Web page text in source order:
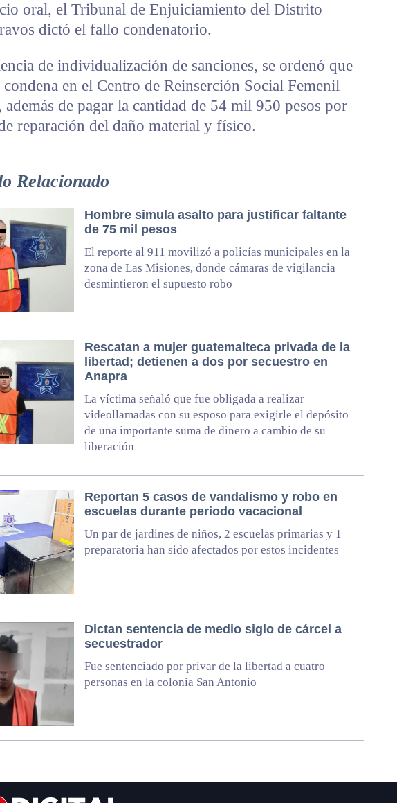
oral, el Tribunal de Enjuiciamiento del Distrito
dictó el fallo condenatorio.
de individualización de sanciones, se ordenó que
en el Centro de Reinserción Social Femenil
de pagar la cantidad de 54 mil 950 pesos por
reparación del daño material y físico.
Relacionado
Hombre simula asalto para justificar faltante
de 75 mil pesos
El reporte al 911 movilizó a policías municipales en la
zona de Las Misiones, donde cámaras de vigilancia
desmintieron el supuesto robo
Rescatan a mujer guatemalteca privada de la
libertad; detienen a dos por secuestro en
Anapra
La víctima señaló que fue obligada a realizar
videollamadas con su esposo para exigirle el depósito
de una importante suma de dinero a cambio de su
liberación
Reportan 5 casos de vandalismo y robo en
escuelas durante periodo vacacional
Un par de jardines de niños, 2 escuelas primarias y 1
preparatoria han sido afectados por estos incidentes
Dictan sentencia de medio siglo de cárcel a
secuestrador
Fue sentenciado por privar de la libertad a cuatro
personas en la colonia San Antonio